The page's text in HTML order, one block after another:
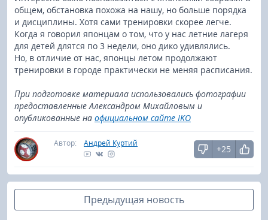
общем, обстановка похожа на нашу, но больше порядка
и дисциплины. Хотя сами тренировки скорее легче.
Когда я говорил японцам о том, что у нас летние лагеря
для детей длятся по 3 недели, оно дико удивлялись.
Но, в отличие от нас, японцы летом продолжают
тренировки в городе практически не меняя расписания.
При подготовке материала использовались фотографии
предоставленные Александром Михайловым и
опубликованные на официальном сайте IKO
Автор: Андрей Куртий
+25
Предыдущая новость